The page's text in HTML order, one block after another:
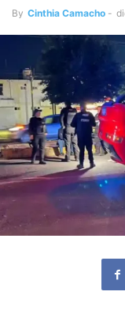
By Cinthia Camacho -